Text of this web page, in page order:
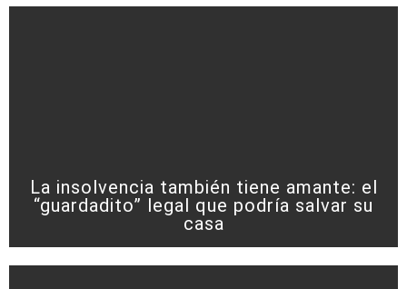
La insolvencia también tiene amante: el
“guardadito” legal que podría salvar su
casa